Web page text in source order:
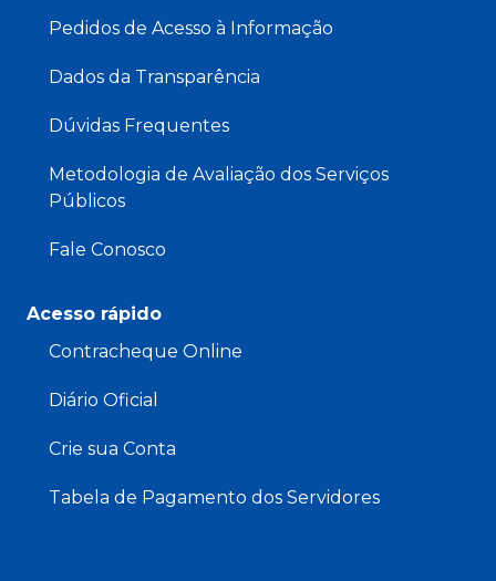
Pedidos de Acesso à Informação
Dados da Transparência
Dúvidas Frequentes
Metodologia de Avaliação dos Serviços
Públicos
Fale Conosco
Acesso rápido
Contracheque Online
Diário Oficial
Crie sua Conta
Tabela de Pagamento dos Servidores